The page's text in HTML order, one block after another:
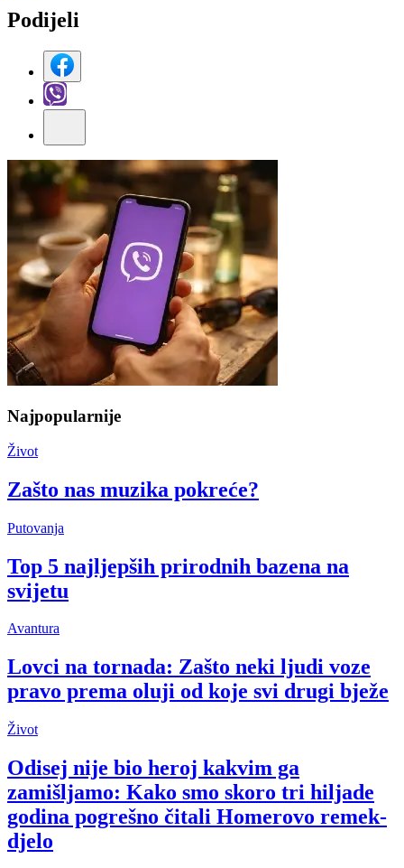
Podijeli
Najpopularnije
Život
Zašto nas muzika pokreće?
Putovanja
Top 5 najljepših prirodnih bazena na
svijetu
Avantura
Lovci na tornada: Zašto neki ljudi voze
pravo prema oluji od koje svi drugi bježe
Život
Odisej nije bio heroj kakvim ga
zamišljamo: Kako smo skoro tri hiljade
godina pogrešno čitali Homerovo remek-
djelo